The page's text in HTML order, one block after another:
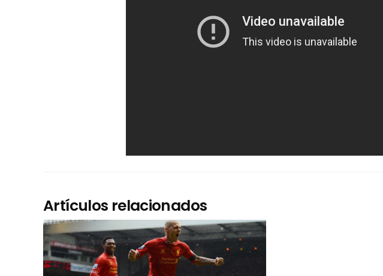
Artículos relacionados